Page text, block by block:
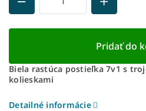
Pridať do
Biela rastúca postieľka 7v1 s
kolieskami
Detailné informácie